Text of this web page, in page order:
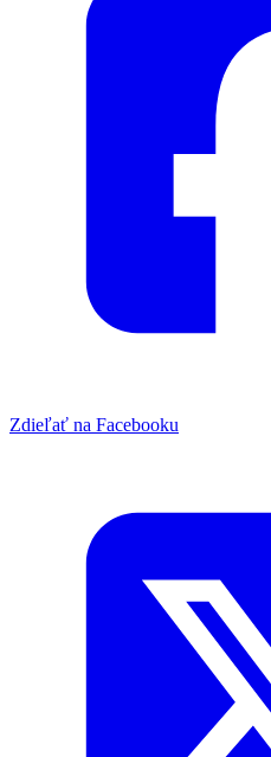
Zdieľať na Facebooku